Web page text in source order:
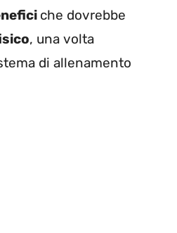
che dovrebbe
, una volta
di allenamento